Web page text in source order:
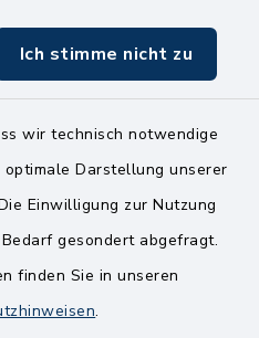
Ich stimme nicht zu
wir technisch notwendige
optimale Darstellung unserer
Einwilligung zur Nutzung
gesondert abgefragt.
finden Sie in unseren
.